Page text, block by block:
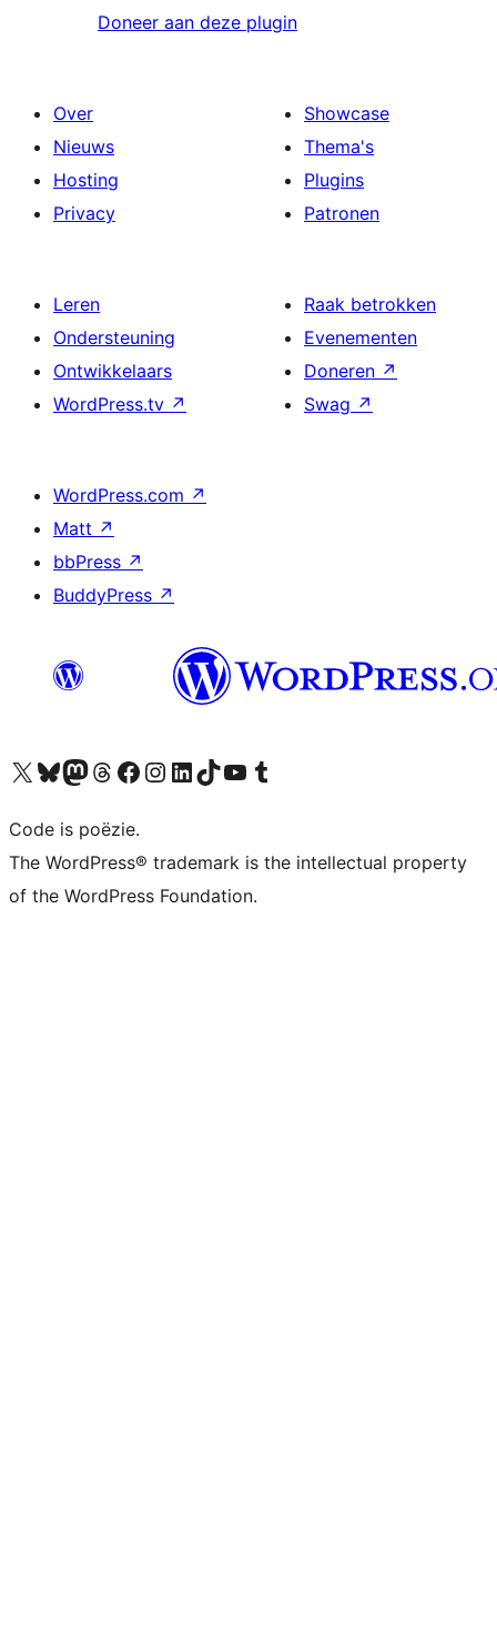
Doneer aan deze plugin
Over
Nieuws
Hosting
Privacy
Showcase
Thema's
Plugins
Patronen
Leren
Ondersteuning
Ontwikkelaars
WordPress.tv ↗
Raak betrokken
Evenementen
Doneren ↗
Swag ↗
WordPress.com ↗
Matt ↗
bbPress ↗
BuddyPress ↗
Bezoek ons X (voorheen Twitter) account
Bezoek ons Bluesky account
Bezoek ons Mastodon account
Bezoek ons Threads account
Onze Facebook pagina bezoeken
Bezoek ons Instagram account
Bezoek ons LinkedIn account
Bezoek ons TikTok account
Bezoek ons YouTube kanaalBezoek ons Tumblr account
Code is poëzie.
The WordPress® trademark is the intellectual property
of the WordPress Foundation.